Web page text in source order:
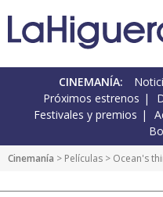
CINEMANÍA:
Próximos estrenos
Festivales y premios
Cinemanía > Películas > Ocean's